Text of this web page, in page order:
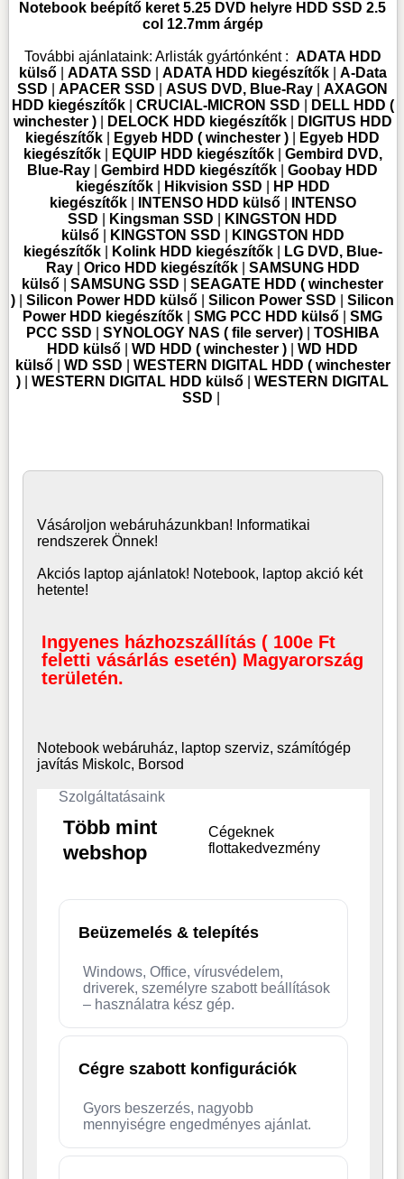
Notebook beépítő keret 5.25 DVD helyre HDD SSD 2.5
col 12.7mm árgép
További ajánlataink: Arlisták gyártónként : ADATA HDD
külső| ADATA SSD ADATA HDD kiegészítők| A-Data
SSD |APACER SSD |ASUS DVD, Blue-Ray |AXAGON
HDD kiegészítők| CRUCIAL-MICRON SSD
DELL HDD (
winchester )| DELOCK HDD kiegészítők|
DIGITUS HDD
kiegészítők
Egyeb HDD ( winchester )
Egyeb HDD
kiegészítők| EQUIP HDD kiegészítők| Gembird DVD,
Blue-Ray |Gembird HDD kiegészítők |Goobay HDD
kiegészítők| Hikvision SSD
HP HDD
kiegészítők| INTENSO HDD külső|
INTENSO
SSD
Kingsman SSD
KINGSTON HDD
külső| KINGSTON SSD
KINGSTON HDD
kiegészítők| Kolink HDD kiegészítők|
LG DVD, Blue-
Ray| Orico HDD kiegészítők| SAMSUNG HDD
külső |SAMSUNG SSD |SEAGATE HDD ( winchester
) |Silicon Power HDD külső |Silicon Power SSD |Silicon
Power HDD kiegészítők |SMG PCC HDD külső |SMG
PCC SSD
SYNOLOGY NAS ( file server)| TOSHIBA
HDD külső |WD HDD ( winchester ) |WD HDD
külső| WD SSD
WESTERN DIGITAL HDD ( winchester
) |WESTERN DIGITAL HDD külső |WESTERN DIGITAL
SSD
Vásároljon webáruházunkban! Informatikai
rendszerek Önnek!
Akciós laptop ajánlatok! Notebook, laptop akció két
hetente!
Ingyenes házhozszállítás ( 100e Ft
feletti vásárlás esetén) Magyarország
területén.
Notebook webáruház, laptop szerviz, számítógép
javítás Miskolc, Borsod
Szolgáltatásaink
Több mint
webshop
Cégeknek
flottakedvezmény
Beüzemelés & telepítés
Windows, Office, vírusvédelem,
driverek, személyre szabott beállítások
– használatra kész gép.
Cégre szabott konfigurációk
Gyors beszerzés, nagyobb
mennyiségre engedményes ajánlat.